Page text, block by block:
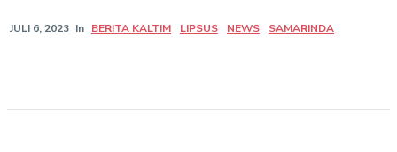
JULI 6, 2023 In BERITA KALTIM LIPSUS NEWS SAMARINDA